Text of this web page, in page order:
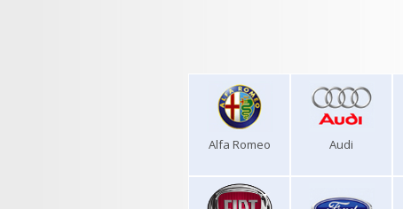
Alfa Romeo Audi